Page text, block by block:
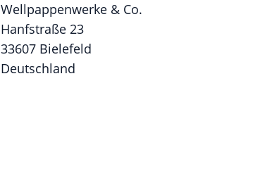
Wellpappenwerke & Co.
Hanfstraße 23
33607 Bielefeld
Deutschland